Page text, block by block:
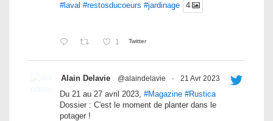
#laval #restosducoeurs #jardinage 4
1 Twitter
Alain Delavie @alaindelavie · 21 Avr 2023
Du 21 au 27 avril 2023, #Magazine #Rustica
Dossier : C'est le moment de planter dans le
potager !